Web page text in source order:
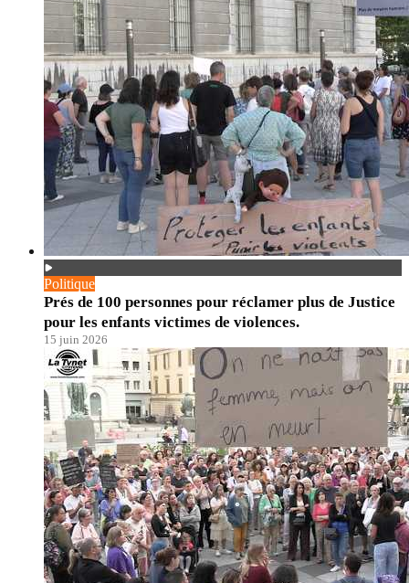
Politique
Prés de 100 personnes pour réclamer plus de Justice
pour les enfants victimes de violences.
15 juin 2026